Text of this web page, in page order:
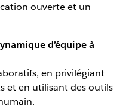
ouverte et un
d’équipe à
en privilégiant
et en utilisant des outils